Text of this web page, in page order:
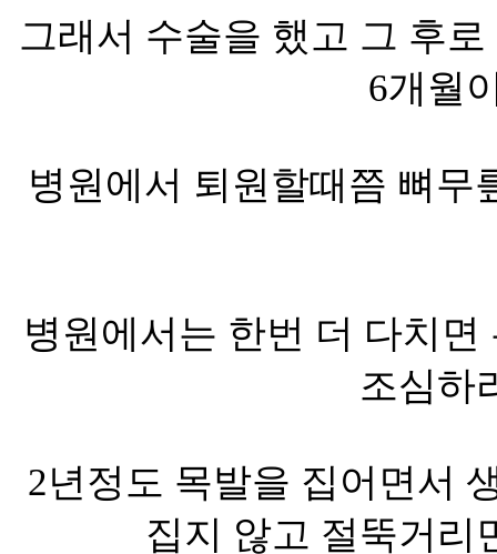
그래서 수술을 했고 그 후
6개월
병원에서 퇴원할때쯤 뼈무
병원에서는 한번 더 다치
조심하
2년정도 목발을 집어면서
집지 않고 절뚝거리